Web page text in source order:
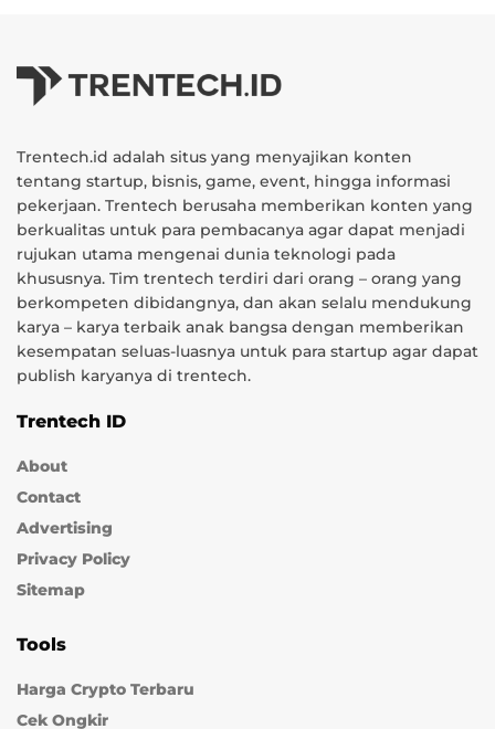
Trentech.id adalah situs yang menyajikan konten
tentang startup, bisnis, game, event, hingga informasi
pekerjaan. Trentech berusaha memberikan konten yang
berkualitas untuk para pembacanya agar dapat menjadi
rujukan utama mengenai dunia teknologi pada
khususnya. Tim trentech terdiri dari orang – orang yang
berkompeten dibidangnya, dan akan selalu mendukung
karya – karya terbaik anak bangsa dengan memberikan
kesempatan seluas-luasnya untuk para startup agar dapat
publish karyanya di trentech.
Trentech ID
About
Contact
Advertising
Privacy Policy
Sitemap
Tools
Harga Crypto Terbaru
Cek Ongkir